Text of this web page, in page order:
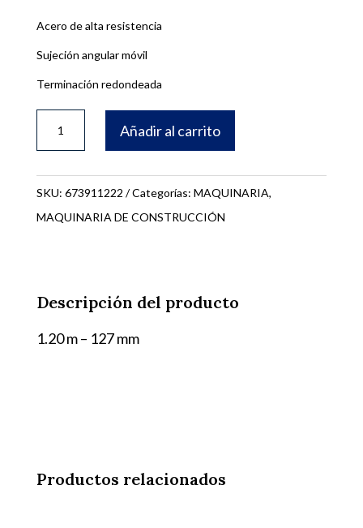
Acero de alta resistencia
Sujeción angular móvil
Terminación redondeada
cantidad
Añadir al carrito
SKU: 673911222 Categorías: MAQUINARIA,
MAQUINARIA DE CONSTRUCCIÓN
Descripción del producto
1.20 m – 127 mm
Productos relacionados